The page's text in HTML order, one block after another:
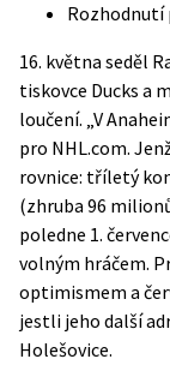
Rozhodnutí
16. května seděl
tiskovce Ducks a
loučení. „V
pro NHL.com.
rovnice: tříletý
(zhruba 96
poledne 1.
volným hráčem.
optimismem a
jestli jeho další
Holešovice.